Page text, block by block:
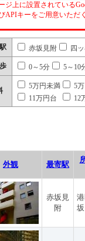
ジ上に設置されている
APIキーをご用意いただ
赤坂見附 四
0～5分 5～10
5万円未満
5
11万円台
12
外観 最寄駅
赤坂見
附